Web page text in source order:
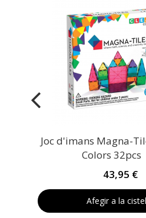
Joc d'imans Magna-
Colors 32pcs
43,95 €
Afegir a la